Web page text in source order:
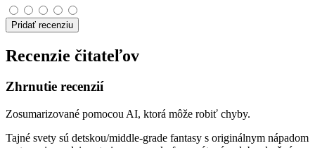
Pridať recenziu
Recenzie čitateľov
Zhrnutie recenzií
Zosumarizované pomocou AI, ktorá môže robiť chyby.
Tajné svety sú detskou/middle‑grade fantasy s originálnym nápadom